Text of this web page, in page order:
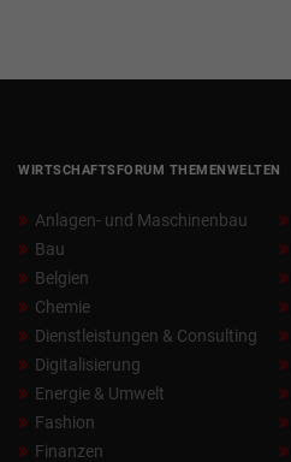
WIRTSCHAFTSFORUM THEMENWELTEN
Anlagen- und Maschinenbau
Bau
Belgien
Chemie
Dienstleistungen & Consulting
Digitalisierung
Energie & Umwelt
Fashion
Finanzen